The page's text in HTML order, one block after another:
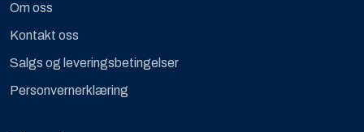
Om oss
Kontakt oss
Salgs og leveringsbetingelser
Personvernerklæring